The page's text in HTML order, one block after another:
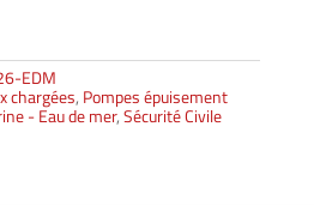
EDM
chargées, Pompes épuisement
- Eau de mer,Sécurité Civile